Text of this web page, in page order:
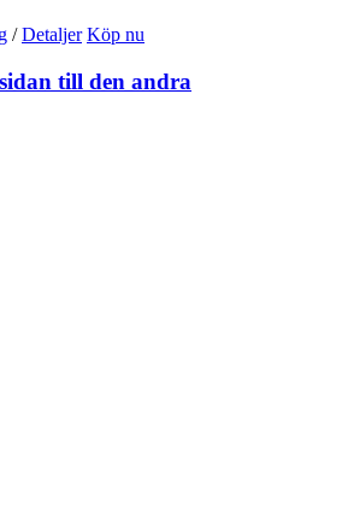
/ Detaljer Köp nu
till den andra